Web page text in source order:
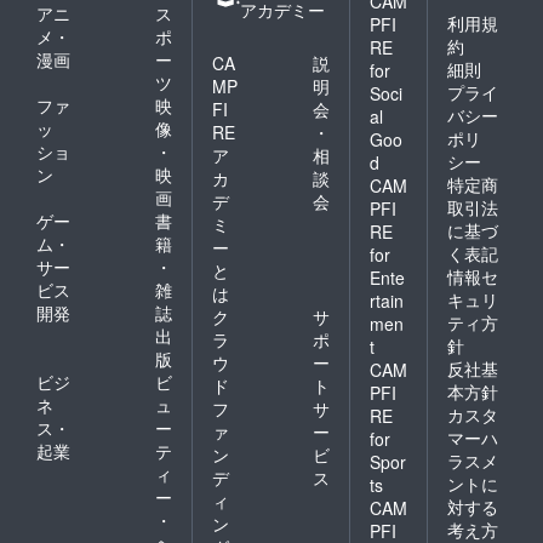
アニ
メ・
漫画
ス
ポ
ー
ツ
ファ
ッ
ショ
ン
映
像
・
映
画
ゲー
ム・
サー
ビス
開発
書
籍
・
雑
誌
出
版
ビジ
ネ
ス・
起業
ビ
ュ
ー
テ
ィ
ー
・
アカデミー
CA
MP
FI
RE
ア
カ
デ
ミ
ー
と
は
説
明
会
・
相
談
会
ク
ラ
ウ
ド
フ
ァ
ン
デ
ィ
ン
サ
ポ
ー
ト
サ
ー
ビ
ス
PFI
RE
for
Soci
al
Goo
d
CAM
PFI
RE
for
Ente
rtain
men
t
CAM
PFI
RE
for
Spor
ts
CAM
PFI
利用規
約
細則
プライ
バシー
ポリ
シー
特定商
取引法
に基づ
く表記
情報セ
キュリ
ティ方
針
反社基
本方針
カスタ
マーハ
ラスメ
ントに
対する
考え方